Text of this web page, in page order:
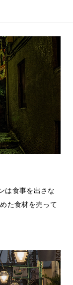
は食事を出さな
た食材を売って